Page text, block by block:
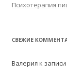
Психотерапия
СВЕЖИЕ
Валерия к записи